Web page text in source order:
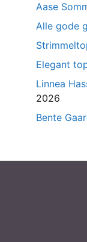
Aase
Alle gode
Elegant
Linnea
2026
Bente